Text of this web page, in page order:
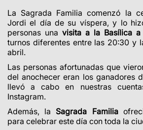
La Sagrada Familia comenzó la
Jordi el día de su víspera, y lo
personas una visita a la Basílica
turnos diferentes entre las 20:30 y
abril.
Las personas afortunadas que
del anochecer eran los ganadores
llevó a cabo en nuestras
Instagram.
Además, la Sagrada Familia
para celebrar este día con toda la